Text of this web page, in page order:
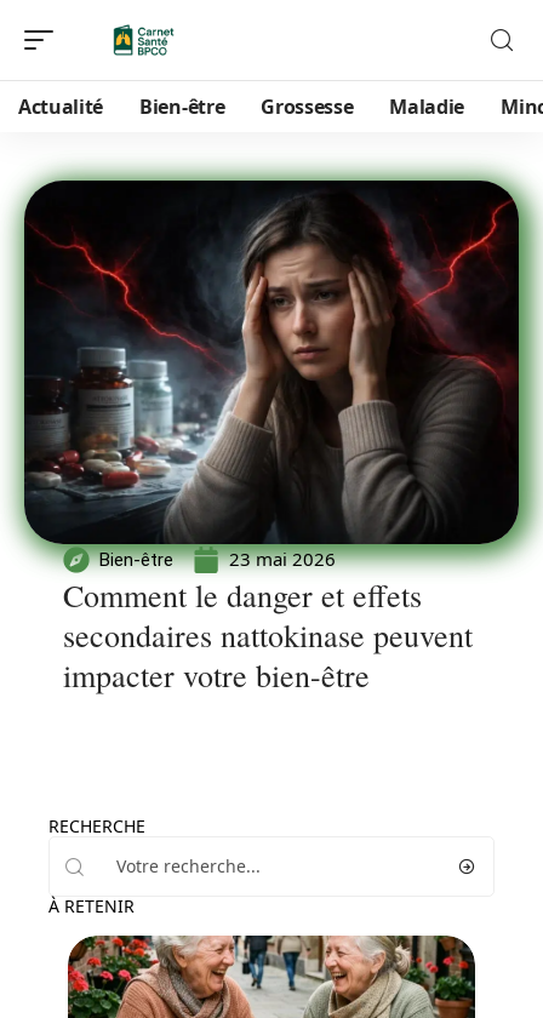
Actualité Bien-être Grossesse Maladie
Bien-être 23 mai 2026
Comment le danger et effets
secondaires nattokinase peuvent
impacter votre bien-être
RECHERCHE
À RETENIR